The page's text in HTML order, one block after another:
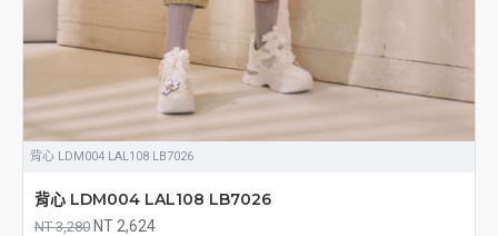
背心 LDM004 LAL108 LB7026
背心 LDM004 LAL108 LB7026
NT 3,280 NT 2,624